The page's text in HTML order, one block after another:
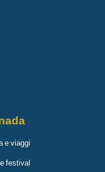
e viaggi
festival